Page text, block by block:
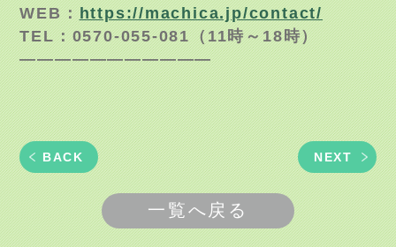
WEB：https://machica.jp/contact/
TEL：0570-055-081（11時～18時）
———————————
BACK NEXT
一覧へ戻る